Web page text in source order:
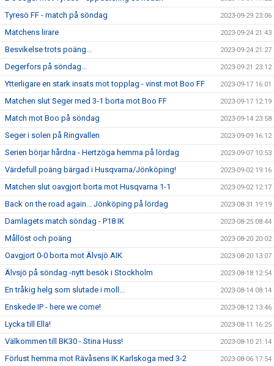
Tyresö FF - match på söndag 2023-09-29 23:06
Matchens lirare 2023-09-24 21:43
Besvikelse trots poäng... 2023-09-24 21:27
Degerfors på söndag... 2023-09-21 23:12
Ytterligare en stark insats mot topplag - vinst mot Boo FF 2023-09-17 16:01
Matchen slut Seger med 3-1 borta mot Boo FF 2023-09-17 12:19
Match mot Boo på söndag 2023-09-14 23:58
Seger i solen på Ringvallen 2023-09-09 16:12
Serien börjar hårdna - Hertzöga hemma på lördag 2023-09-07 10:53
Värdefull poäng bärgad i Husqvarna/Jönköping! 2023-09-02 19:16
Matchen slut oavgjort borta mot Husqvarna 1-1 2023-09-02 12:17
Back on the road again... Jönköping på lördag 2023-08-31 19:19
Damlagets match söndag - P18 IK 2023-08-25 08:44
Mållöst och poäng 2023-08-20 20:02
Oavgjort 0-0 borta mot Älvsjö AIK 2023-08-20 13:07
Älvsjö på söndag -nytt besök i Stockholm 2023-08-18 12:54
En tråkig helg som slutade i moll... 2023-08-14 08:14
Enskede IP - here we come! 2023-08-12 13:46
Lycka till Ella! 2023-08-11 16:25
Välkommen till BK30 - Stina Huss! 2023-08-10 21:14
Förlust hemma mot Rävåsens IK Karlskoga med 3-2 2023-08-06 17:54